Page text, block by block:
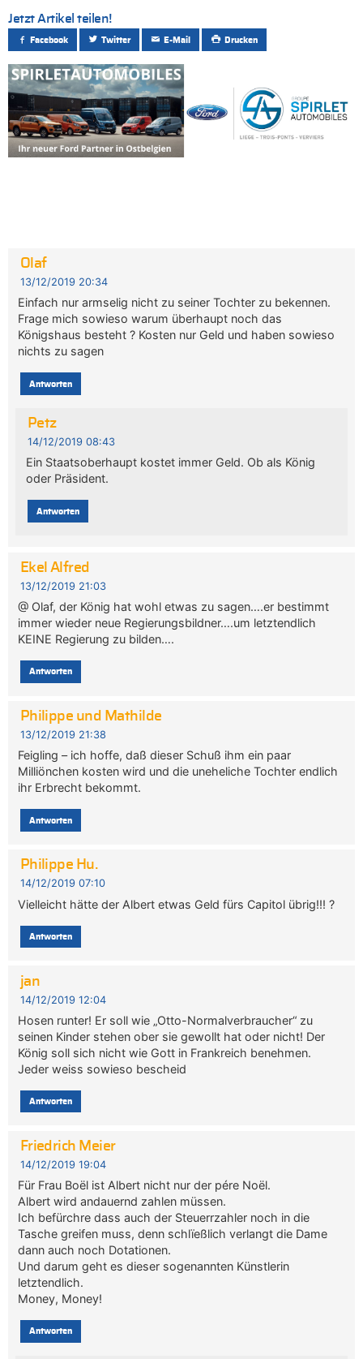
Jetzt Artikel teilen!
Facebook Twitter E-Mail Drucken
Olaf
13/12/2019 20:34
Einfach nur armselig nicht zu seiner Tochter zu bekennen.
Frage mich sowieso warum überhaupt noch das
Königshaus besteht ? Kosten nur Geld und haben sowieso
nichts zu sagen
Antworten
Petz
14/12/2019 08:43
Ein Staatsoberhaupt kostet immer Geld. Ob als König
oder Präsident.
Antworten
Ekel Alfred
13/12/2019 21:03
@ Olaf, der König hat wohl etwas zu sagen….er bestimmt
immer wieder neue Regierungsbildner….um letztendlich
KEINE Regierung zu bilden….
Antworten
Philippe und Mathilde
13/12/2019 21:38
Feigling – ich hoffe, daß dieser Schuß ihm ein paar
Milliönchen kosten wird und die uneheliche Tochter endlich
ihr Erbrecht bekommt.
Antworten
Philippe Hu.
14/12/2019 07:10
Vielleicht hätte der Albert etwas Geld fürs Capitol übrig!!! ?
Antworten
jan
14/12/2019 12:04
Hosen runter! Er soll wie „Otto-Normalverbraucher“ zu
seinen Kinder stehen ober sie gewollt hat oder nicht! Der
König soll sich nicht wie Gott in Frankreich benehmen.
Jeder weiss sowieso bescheid
Antworten
Friedrich Meier
14/12/2019 19:04
Für Frau Boël ist Albert nicht nur der pére Noël.
Albert wird andauernd zahlen müssen.
Ich befürchre dass auch der Steuerrzahler noch in die
Tasche greifen muss, denn schlïeßlich verlangt die Dame
dann auch noch Dotationen.
Und darum geht es dieser sogenannten Künstlerin
letztendlich.
Money, Money!
Antworten